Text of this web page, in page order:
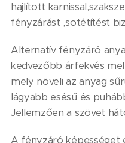
hajlított
fényzárást ,sötétítést
Alternatív fényzáró
kedvezőbb árfekvés
mely növeli az anyag
lágyabb esésű és
Jellemzően a szövet
A fényzáró képességet